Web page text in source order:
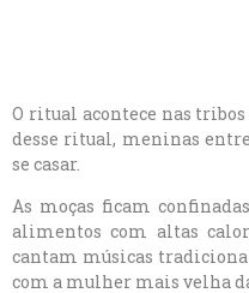
O ritual acontece nas
desse ritual, meninas entre
se casar.
As moças ficam
alimentos com altas
cantam músicas
com a mulher mais velha